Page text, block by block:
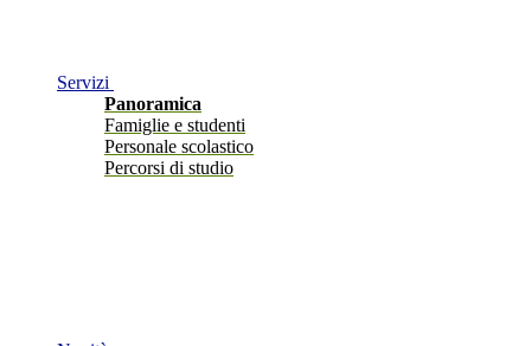
Servizi
Panoramica
Famiglie e studenti
Personale scolastico
Percorsi di studio